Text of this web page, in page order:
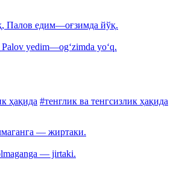
Палов едим—оғзимда йўқ.
yedim—og‘zimda yo‘q.
ҳақида #тенглик ва тенгсизлик ҳақида
— жиртаки.
— jirtaki.